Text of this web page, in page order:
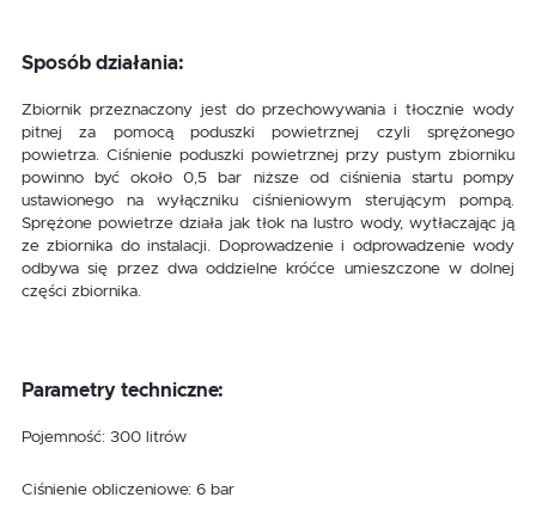
Sposób działania:
Zbiornik przeznaczony jest do przechowywania i tłocznie wody
pitnej za pomocą poduszki powietrznej czyli sprężonego
powietrza. Ciśnienie poduszki powietrznej przy pustym zbiorniku
powinno być około 0,5 bar niższe od ciśnienia startu pompy
ustawionego na wyłączniku ciśnieniowym sterującym pompą.
Sprężone powietrze działa jak tłok na lustro wody, wytłaczając ją
ze zbiornika do instalacji. Doprowadzenie i odprowadzenie wody
odbywa się przez dwa oddzielne króćce umieszczone w dolnej
części zbiornika.
Parametry techniczne:
Pojemność: 300 litrów
Ciśnienie obliczeniowe: 6 bar